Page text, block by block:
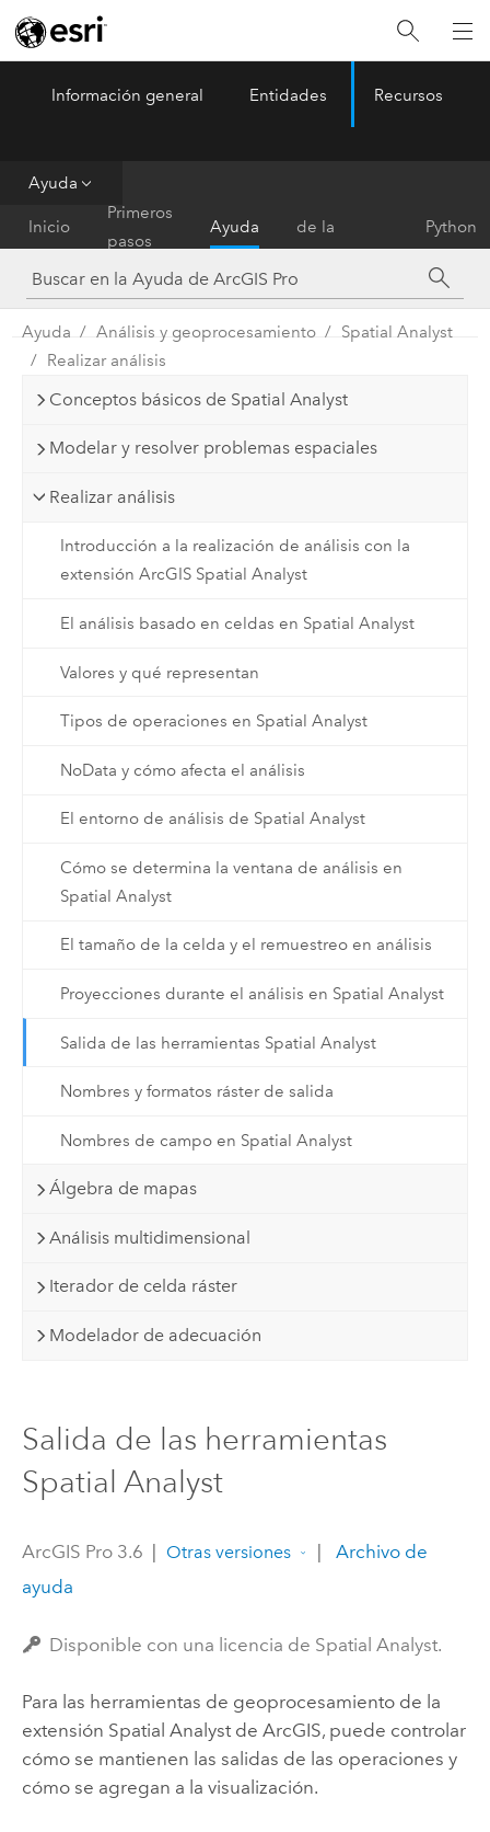
ArcGIS Pro Menu
Información general Entidades Recursos
Ayuda
Inicio
Primeros
pasos
Ayuda
de la
herramienta
Python
Ayuda Análisis y geoprocesamiento
Spatial Analyst
Realizar análisis
Conceptos básicos de Spatial Analyst
Modelar y resolver problemas espaciales
Realizar análisis
Introducción a la realización de análisis con la
extensión ArcGIS Spatial Analyst
El análisis basado en celdas en Spatial Analyst
Valores y qué representan
Tipos de operaciones en Spatial Analyst
NoData y cómo afecta el análisis
El entorno de análisis de Spatial Analyst
Cómo se determina la ventana de análisis en
Spatial Analyst
El tamaño de la celda y el remuestreo en análisis
Proyecciones durante el análisis en Spatial Analyst
Salida de las herramientas Spatial Analyst
Nombres y formatos ráster de salida
Nombres de campo en Spatial Analyst
Álgebra de mapas
Análisis multidimensional
Iterador de celda ráster
Modelador de adecuación
Salida de las herramientas
Spatial Analyst
ArcGIS Pro 3.6 | Otras versiones |
Archivo de
ayuda
Disponible con una licencia de Spatial Analyst.
Para las herramientas de geoprocesamiento de la
extensión Spatial Analystde ArcGIS, puede controlar
cómo se mantienen las salidas de las operaciones y
cómo se agregan a la visualización.